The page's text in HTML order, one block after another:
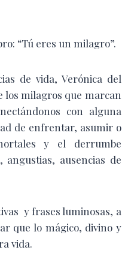
“Tú eres un milagro”.
de vida, Verónica del
los milagros que marcan
con alguna
de enfrentar, asumir o
y el derrumbe
angustias, ausencias de
y frases luminosas, a
que lo mágico, divino y
vida.